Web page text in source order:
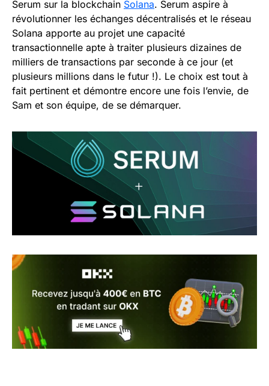
Serum sur la blockchain Solana. Serum aspire à
révolutionner les échanges décentralisés et le réseau
Solana apporte au projet une capacité
transactionnelle apte à traiter plusieurs dizaines de
milliers de transactions par seconde à ce jour (et
plusieurs millions dans le futur !). Le choix est tout à
fait pertinent et démontre encore une fois l’envie, de
Sam et son équipe, de se démarquer.